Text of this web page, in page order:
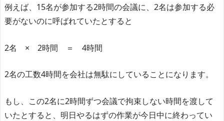
例えば、15名が参加する2時間の会議に、2名は参加する必
要がないのに呼ばれていたとすると
2名 × 2時間 ＝ 4時間
2名の工数4時間を会社は無駄にしていることになります。
もし、この2名に2時間ずつ会議で拘束しない時間を渡して
いたとすると、明日やるはずの作業が今日中に終わってい